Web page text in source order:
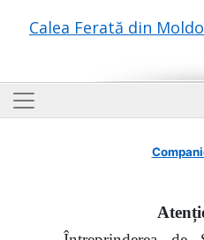
Calea Ferată din